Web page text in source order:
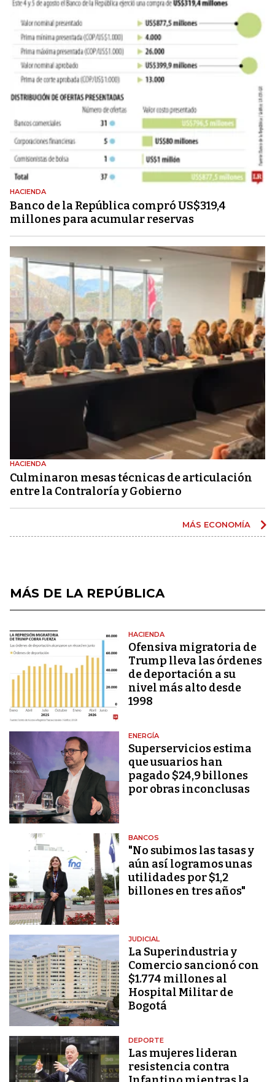
HACIENDA
Banco de la República compró US$319,4
millones para acumular reservas
HACIENDA
Culminaron mesas técnicas de articulación
entre la Contraloría y Gobierno
MÁS ECONOMÍA
MÁS DE LA REPÚBLICA
HACIENDA
Ofensiva migratoria de
Trump lleva las órdenes
de deportación a su
nivel más alto desde
1998
ENERGÍA
Superservicios estima
que usuarios han
pagado $24,9 billones
por obras inconclusas
BANCOS
"No subimos las tasas y
aún así logramos unas
utilidades por $1,2
billones en tres años"
JUDICIAL
La Superindustria y
Comercio sancionó con
$1.774 millones al
Hospital Militar de
Bogotá
DEPORTE
Las mujeres lideran
resistencia contra